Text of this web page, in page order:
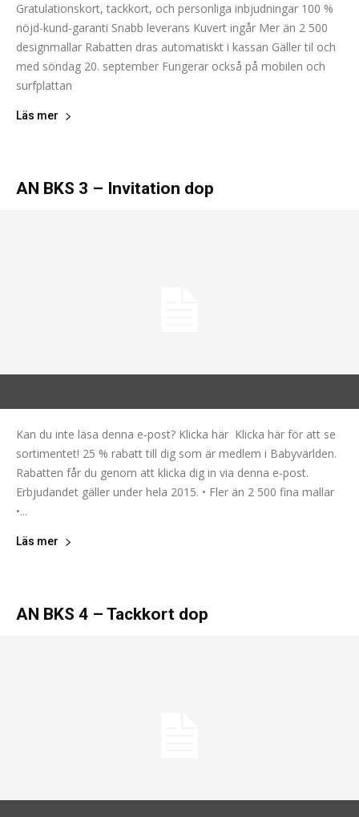
Gratulationskort, tackkort, och personliga inbjudningar 100 %
nöjd-kund-garanti Snabb leverans Kuvert ingår Mer än 2 500
designmallar Rabatten dras automatiskt i kassan Gäller til och
med söndag 20. september Fungerar också på mobilen och
surfplattan
Läs mer
AN BKS 3 – Invitation dop
Kan du inte läsa denna e-post? Klicka här Klicka här för att se
sortimentet! 25 % rabatt till dig som är medlem i Babyvärlden.
Rabatten får du genom att klicka dig in via denna e-post.
Erbjudandet gäller under hela 2015. • Fler än 2 500 fina mallar
•...
Läs mer
AN BKS 4 – Tackkort dop